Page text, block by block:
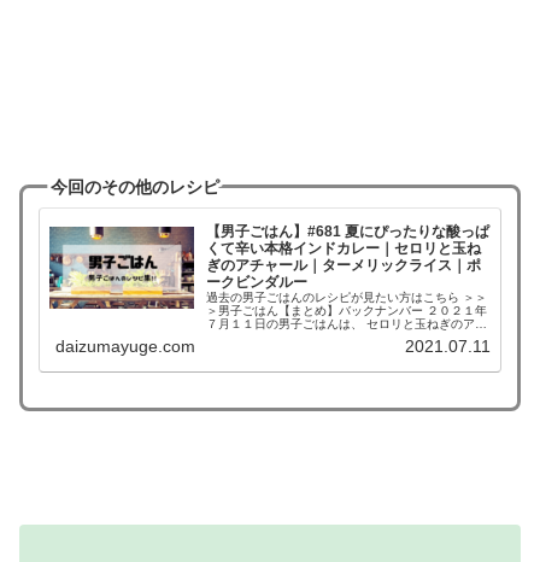
今回のその他のレシピ
【男子ごはん】#681 夏にぴったりな酸っぱ
くて辛い本格インドカレー｜セロリと玉ね
ぎのアチャール｜ターメリックライス｜ポ
ークビンダルー
過去の男子ごはんのレシピが見たい方はこちら ＞＞
＞男子ごはん【まとめ】バックナンバー ２０２１年
７月１１日の男子ごはんは、 セロリと玉ねぎのアチ
リと玉ねぎのアチャール （出典：） 材料 セロ...
daizumayuge.com 2021.07.11